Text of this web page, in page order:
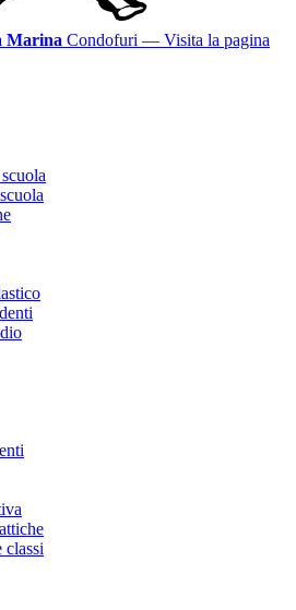
Marina Condofuri — Visita la pagina
classi